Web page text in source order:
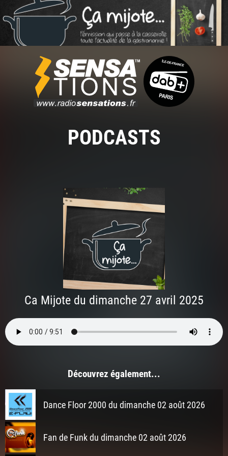
PODCASTS
Ca Mijote du dimanche 27 avril 2025
Découvrez également...
Dance Floor 2000 du dimanche 02 août 2026
Fan de Funk du dimanche 02 août 2026